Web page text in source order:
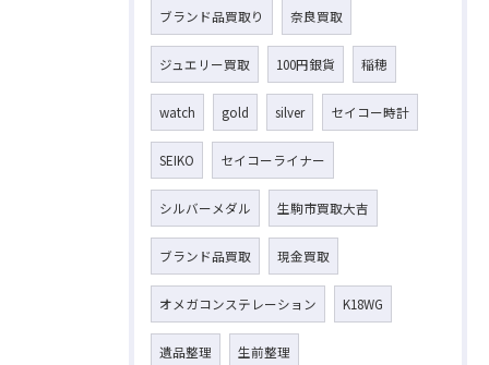
ブランド品買取り 奈良買取
ジュエリー買取 100円銀貨 稲穂
watch gold silver セイコー時計
SEIKO セイコーライナー
シルバーメダル 生駒市買取大吉
ブランド品買取 現金買取
オメガコンステレーション K18WG
遺品整理 生前整理